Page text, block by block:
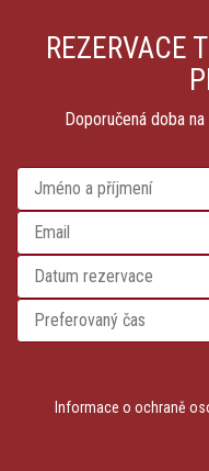
REZERVACE
Doporučená doba
Informace o ochraně